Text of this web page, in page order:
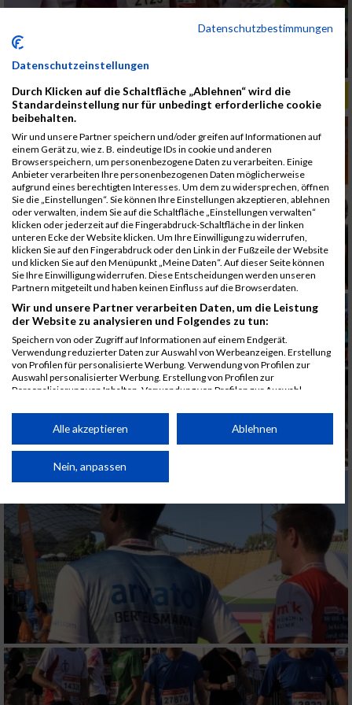
ALBUM B2RUN MÜNCHEN, B2RUN / 16.07.2019
Datenschutzbestimmungen
Datenschutzeinstellungen
Durch Klicken auf die Schaltfläche „Ablehnen“ wird die
Standardeinstellung nur für unbedingt erforderliche cookie
beibehalten.
Wir und unsere Partner speichern und/oder greifen auf Informationen auf
einem Gerät zu, wie z. B. eindeutige IDs in cookie und anderen
Browserspeichern, um personenbezogene Daten zu verarbeiten. Einige
Anbieter verarbeiten Ihre personenbezogenen Daten möglicherweise
aufgrund eines berechtigten Interesses. Um dem zu widersprechen, öffnen
Sie die „Einstellungen“. Sie können Ihre Einstellungen akzeptieren, ablehnen
oder verwalten, indem Sie auf die Schaltfläche „Einstellungen verwalten“
klicken oder jederzeit auf die Fingerabdruck-Schaltfläche in der linken
unteren Ecke der Website klicken. Um Ihre Einwilligung zu widerrufen,
klicken Sie auf den Fingerabdruck oder den Link in der Fußzeile der Website
und klicken Sie auf den Menüpunkt „Meine Daten“. Auf dieser Seite können
Sie Ihre Einwilligung widerrufen. Diese Entscheidungen werden unseren
Partnern mitgeteilt und haben keinen Einfluss auf die Browserdaten.
Wir und unsere Partner verarbeiten Daten, um die Leistung
der Website zu analysieren und Folgendes zu tun:
Speichern von oder Zugriff auf Informationen auf einem Endgerät.
Verwendung reduzierter Daten zur Auswahl von Werbeanzeigen. Erstellung
von Profilen für personalisierte Werbung. Verwendung von Profilen zur
Auswahl personalisierter Werbung. Erstellung von Profilen zur
Personalisierung von Inhalten. Verwendung von Profilen zur Auswahl
Performance von Inhalten. Analyse von Zielgruppen durch Statistiken oder
Kombinationen von Daten aus verschiedenen Quellen. Entwicklung und
von Inhalten.
Daten können außerhalb der Europäischen Union weitergegeben und in die
Website/App.
Partnerliste anzeigen (1 IAB-Anbieter)
Wir nutzen Ihre Daten für folgende Zwecke:
IAB-Verarbeitungszwecke:
Speichern von oder Zugriff auf Informationen
auf einem Endgerät
Verwendung reduzierter Daten zur Auswahl
von Werbeanzeigen
Alle akzeptieren Ablehnen
Nein, anpassen